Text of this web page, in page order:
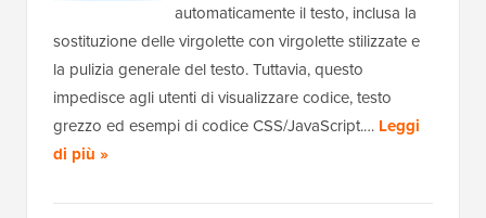
automaticamente il testo, inclusa la
sostituzione delle virgolette con virgolette stilizzate e
la pulizia generale del testo. Tuttavia, questo
impedisce agli utenti di visualizzare codice, testo
grezzo ed esempi di codice CSS/JavaScript.… Leggi
di più »